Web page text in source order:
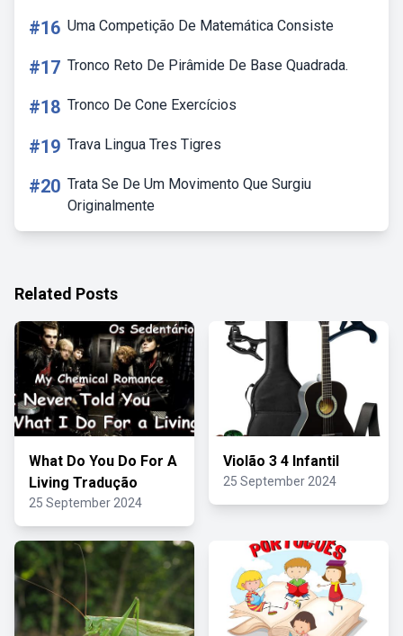
#16 Uma Competição De Matemática Consiste
#17 Tronco Reto De Pirâmide De Base Quadrada.
#18 Tronco De Cone Exercícios
#19 Trava Lingua Tres Tigres
#20 Trata Se De Um Movimento Que Surgiu
Originalmente
Related Posts
What Do You Do For A
Living Tradução
25 September 2024
Violão 3 4 Infantil
25 September 2024